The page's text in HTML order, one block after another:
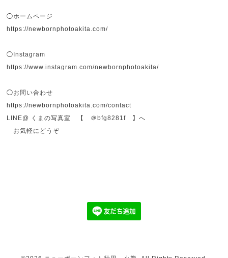
◯ホームページ
https://newbornphotoakita.com/
◯Instagram
https://www.instagram.com/newbornphotoakita/
◯お問い合わせ
https://newbornphotoakita.com/contact
LINE@ くまの写真室 【 ＠bfg8281f 】へ
お気軽にどうぞ